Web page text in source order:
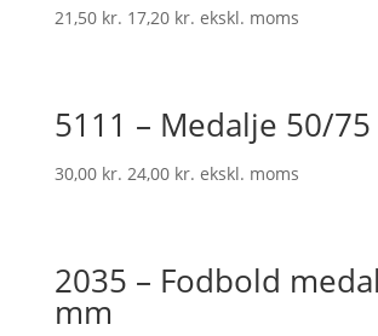
21,50 kr. 17,20 kr. ekskl. moms
5111 – Medalje 50/
30,00 kr. 24,00 kr. ekskl. moms
2035 – Fodbold
mm